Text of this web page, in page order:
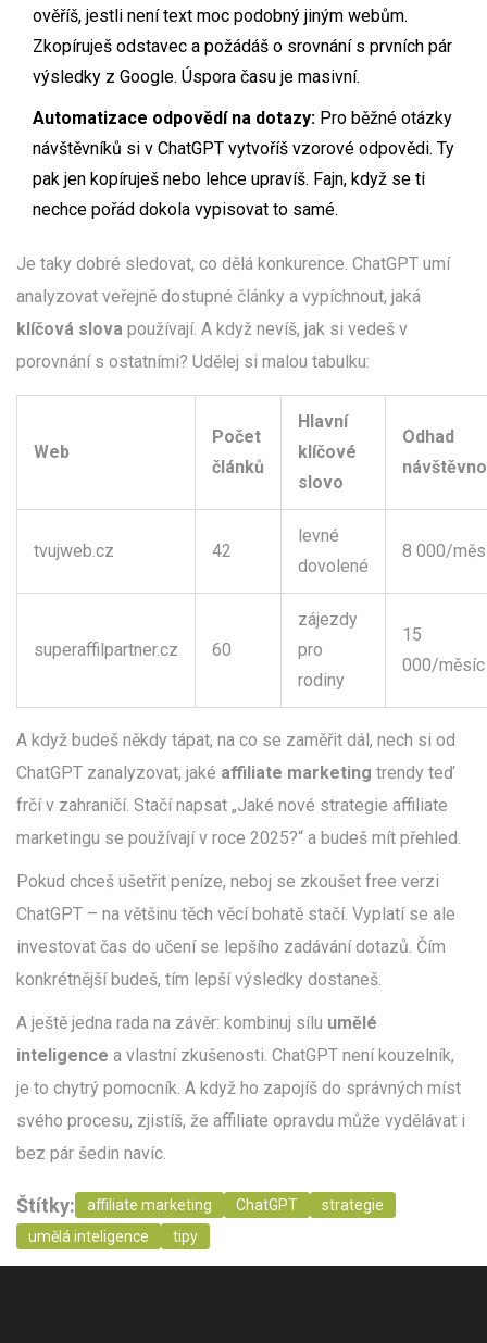
ověříš, jestli není text moc podobný jiným webům.
Zkopíruješ odstavec a požádáš o srovnání s prvních pár
výsledky z Google. Úspora času je masivní.
Automatizace odpovědí na dotazy: Pro běžné otázky
návštěvníků si v ChatGPT vytvoříš vzorové odpovědi. Ty
pak jen kopíruješ nebo lehce upravíš. Fajn, když se ti
nechce pořád dokola vypisovat to samé.
Je taky dobré sledovat, co dělá konkurence. ChatGPT umí
analyzovat veřejně dostupné články a vypíchnout, jaká
klíčová slova používají. A když nevíš, jak si vedeš v
porovnání s ostatními? Udělej si malou tabulku:
Web
Počet
článků
Hlavní
klíčové
slovo
Odhad
tvujweb.cz 42
levné
dovolené
8 000/
superaffilpartner.cz 60
zájezdy
pro
rodiny
15
000/měsíc
A když budeš někdy tápat, na co se zaměřit dál, nech si od
ChatGPT zanalyzovat, jaké affiliate marketing trendy teď
frčí v zahraničí. Stačí napsat „Jaké nové strategie affiliate
marketingu se používají v roce 2025?“ a budeš mít přehled.
Pokud chceš ušetřit peníze, neboj se zkoušet free verzi
ChatGPT – na většinu těch věcí bohatě stačí. Vyplatí se ale
investovat čas do učení se lepšího zadávání dotazů. Čím
konkrétnější budeš, tím lepší výsledky dostaneš.
A ještě jedna rada na závěr: kombinuj sílu umělé
inteligence a vlastní zkušenosti. ChatGPT není kouzelník,
je to chytrý pomocník. A když ho zapojíš do správných míst
svého procesu, zjistíš, že affiliate opravdu může vydělávat i
bez pár šedin navíc.
Štítky: affiliate marketing ChatGPT
strategie
umělá inteligence
tipy